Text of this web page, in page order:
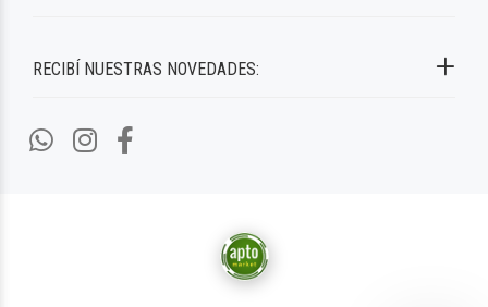
RECIBÍ NUESTRAS NOVEDADES: